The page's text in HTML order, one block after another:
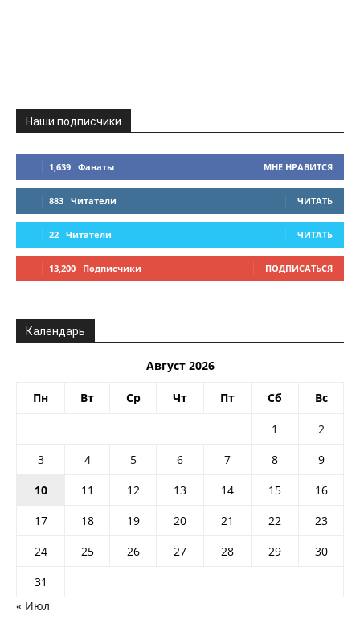
Наши подписчики
1,639 Фанаты МНЕ НРАВИТСЯ
883 Читатели ЧИТАТЬ
22 Читатели ЧИТАТЬ
13,200 Подписчики ПОДПИСАТЬСЯ
Календарь
Август 2026
Пн Вт Ср Чт Пт Сб Вс
1
2
3
4 5 6 7 8
9
10
11 12 13 14 15
16
17
18 19 20 21 22
23
24
25 26 27 28 29
30
31
« Июл